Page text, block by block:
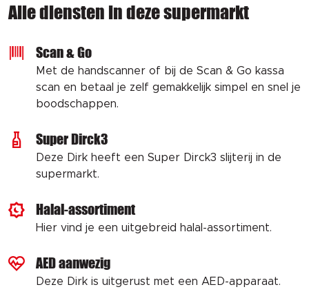
Alle diensten in deze supermarkt
Scan & Go
Met de handscanner of bij de Scan & Go kassa
scan en betaal je zelf gemakkelijk simpel en snel je
boodschappen.
Super Dirck3
Deze Dirk heeft een Super Dirck3 slijterij in de
supermarkt.
Halal-assortiment
Hier vind je een uitgebreid halal-assortiment.
AED aanwezig
Deze Dirk is uitgerust met een AED-apparaat.